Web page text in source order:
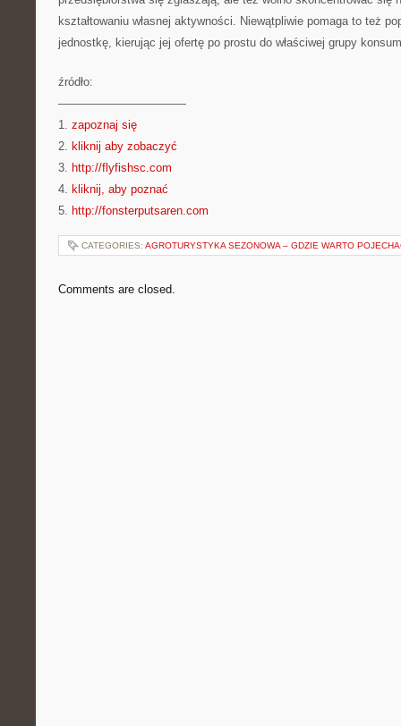
kształtowaniu własnej aktywności. Niewątpliwie pomaga to też
jednostkę, kierując jej ofertę po prostu do właściwej grupy
źródło:
———————————
1. zapoznaj się
2. kliknij aby zobaczyć
3. http://flyfishsc.com
4. kliknij, aby poznać
5. http://fonsterputsaren.com
CATEGORIES: AGROTURYSTYKA SEZONOWA – GDZIE WARTO
Comments are closed.